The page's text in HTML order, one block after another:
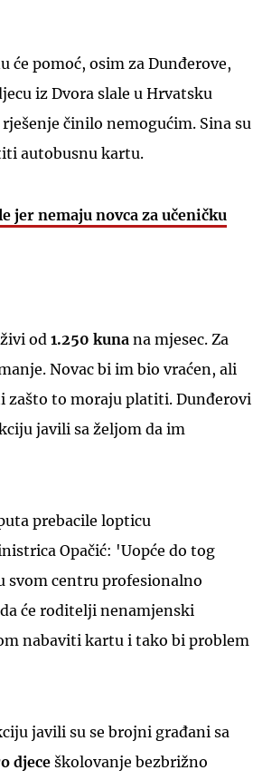
će pomoć, osim za Dunđerove,
iz Dvora slale u Hrvatsku
činilo nemogućim. Sina su
autobusnu kartu.
jer nemaju novca za učeničku
od1.250 kuna na mjesec. Za
Novac bi im bio vraćen, ali
to moraju platiti. Dunđerovi
javili sa željom da im
prebacile lopticu
Opačić: 'Uopće do tog
svom centru profesionalno
će roditelji nenamjenski
nabaviti kartu i tako bi problem
javili su se brojni građani sa
djece školovanje bezbrižno
UKLJUČITE NOTIFIKACIJE